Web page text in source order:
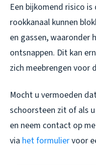
Een bijkomend risico
rookkanaal kunnen
en gassen, waaronder
ontsnappen. Dit kan
zich meebrengen voor
Mocht u vermoeden
schoorsteen zit of als
en neem contact op
via het formuliervoor